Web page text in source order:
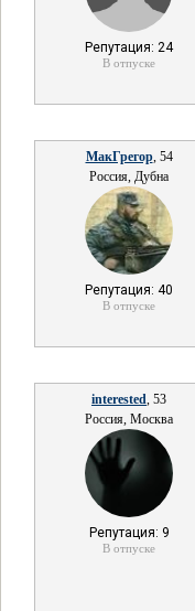
Репутация: 24
В отпуске
МакГрегор, 54
Россия, Дубна
Репутация: 40
В отпуске
interested, 53
Россия, Москва
Репутация: 9
В отпуске